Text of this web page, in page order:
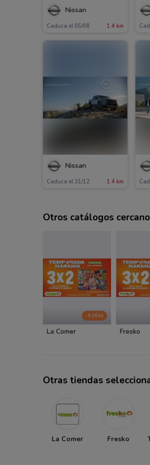
Nissan
Caduca el 05/08 1.4 km
Nissan
Caduca el 31/12 1.4 km
Otros catálogos
-5 DÍAS
La Comer Fresko
Otras tiendas
La Comer Fresko